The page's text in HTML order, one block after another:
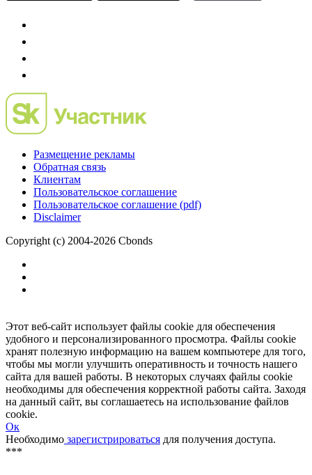
Размещение рекламы
Обратная связь
Пользовательское соглашение
Copyright (c) 2004-2026 Cbonds
Этот веб-сайт использует файлы cookie для обеспечения
удобного и персонализированного просмотра. Файлы cookie
хранят полезную информацию на вашем компьютере для того,
чтобы мы могли улучшить оперативность и точность нашего
сайта для вашей работы. В некоторых случаях файлы cookie
необходимы для обеспечения корректной работы сайта. Заходя
на данный сайт, вы соглашаетесь на использование файлов